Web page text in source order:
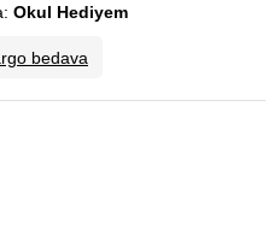
Okul Hediyem
bedava